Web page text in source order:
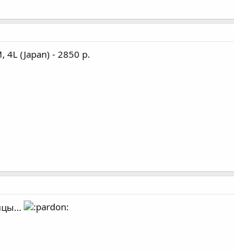
4L (Japan) - 2850 р.